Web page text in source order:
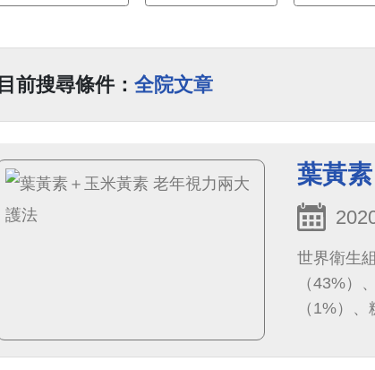
目前搜尋條件： 全院文章
葉黃
世界衛生
（43%）
（1%）